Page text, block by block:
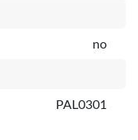
no
PAL0301